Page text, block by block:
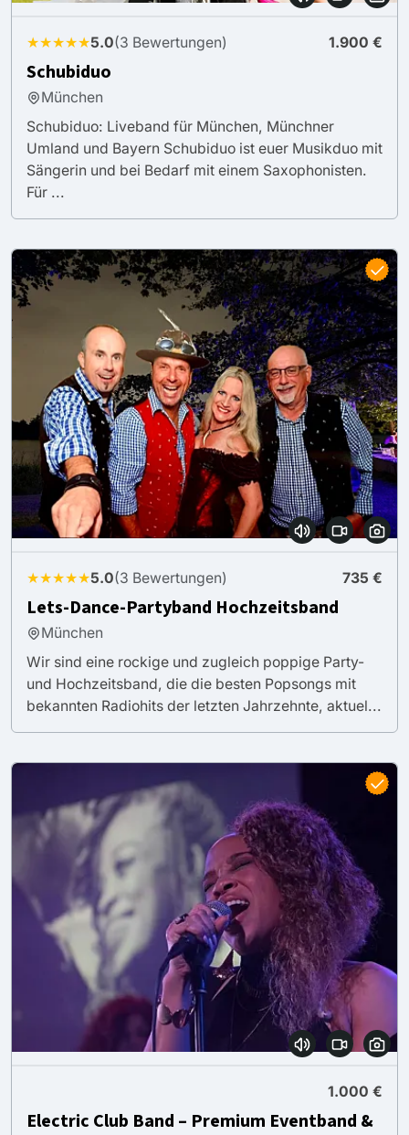
★★★★★5.0(3 Bewertungen) 1.900 €
Schubiduo
München
Schubiduo: Liveband für München, Münchner
Umland und Bayern Schubiduo ist euer Musikduo mit
Sängerin und bei Bedarf mit einem Saxophonisten.
Für ...
★★★★★5.0(3 Bewertungen) 735 €
Lets-Dance-Partyband Hochzeitsband
München
Wir sind eine rockige und zugleich poppige Party-
und Hochzeitsband, die die besten Popsongs mit
bekannten Radiohits der letzten Jahrzehnte, aktuel...
1.000 €
Electric Club Band – Premium Eventband &